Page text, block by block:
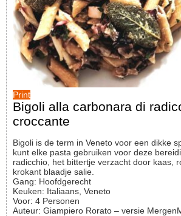
Print
Bigoli alla carbonara di
croccante
Bigoli is de term in Veneto voor een dikke spaghetti. Maar je
kunt elke pasta gebruiken voor deze
radicchio, het bittertje verzacht door kaas,
krokant blaadje salie.
Gang: Hoofdgerecht
Keuken: Italiaans, Veneto
Voor: 4 Personen
Auteur: Giampiero Rorato – versie